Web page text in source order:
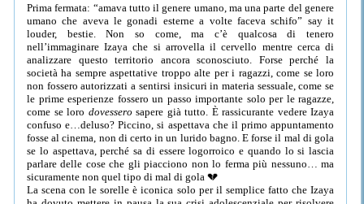
Prima fermata: “amava tutto il genere umano, ma una parte del genere
umano che aveva le gonadi esterne a volte faceva schifo” say it
louder, bestie. Non so come, ma c’è qualcosa di tenero
nell’immaginare Izaya che si arrovella il cervello mentre cerca di
analizzare questo territorio ancora sconosciuto. Forse perché la
società ha sempre aspettative troppo alte per i ragazzi, come se loro
non fossero autorizzati a sentirsi insicuri in materia sessuale, come se
le prime esperienze fossero un passo importante solo per le ragazze,
come se loro dovessero sapere già tutto. È rassicurante vedere Izaya
confuso e…deluso? Piccino, si aspettava che il primo appuntamento
fosse al cinema, non di certo in un lurido bagno. E forse il mal di gola
se lo aspettava, perché sa di essere logorroico e quando lo si lascia
parlare delle cose che gli piacciono non lo ferma più nessuno… ma
sicuramente non quel tipo di mal di gola 💔
La scena con le sorelle è iconica solo per il semplice fatto che Izaya